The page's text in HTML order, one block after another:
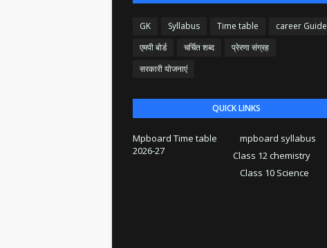
GK Syllabus Time table
career Guide
एमपी बोर्ड
चर्चित शब्द
प्रेरणा संग्रह
सरकारी योजनाएं
QUICK LINKS
Mpboard Time table
2026-27
mpboard syllabus
Class 12 chemistry
Class 10 Science